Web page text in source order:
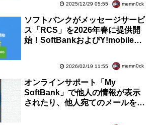
2025/12/29 05:55 memn0ck
ソフトバンクがメッセージサービ
ス「RCS」を2026年春に提供開
始！SoftBankおよびY!mobile、
2026/02/19 11:55 memn0ck
オンラインサポート「My
SoftBank」で他人の情報が表示
されたり、他人宛てのメールを受